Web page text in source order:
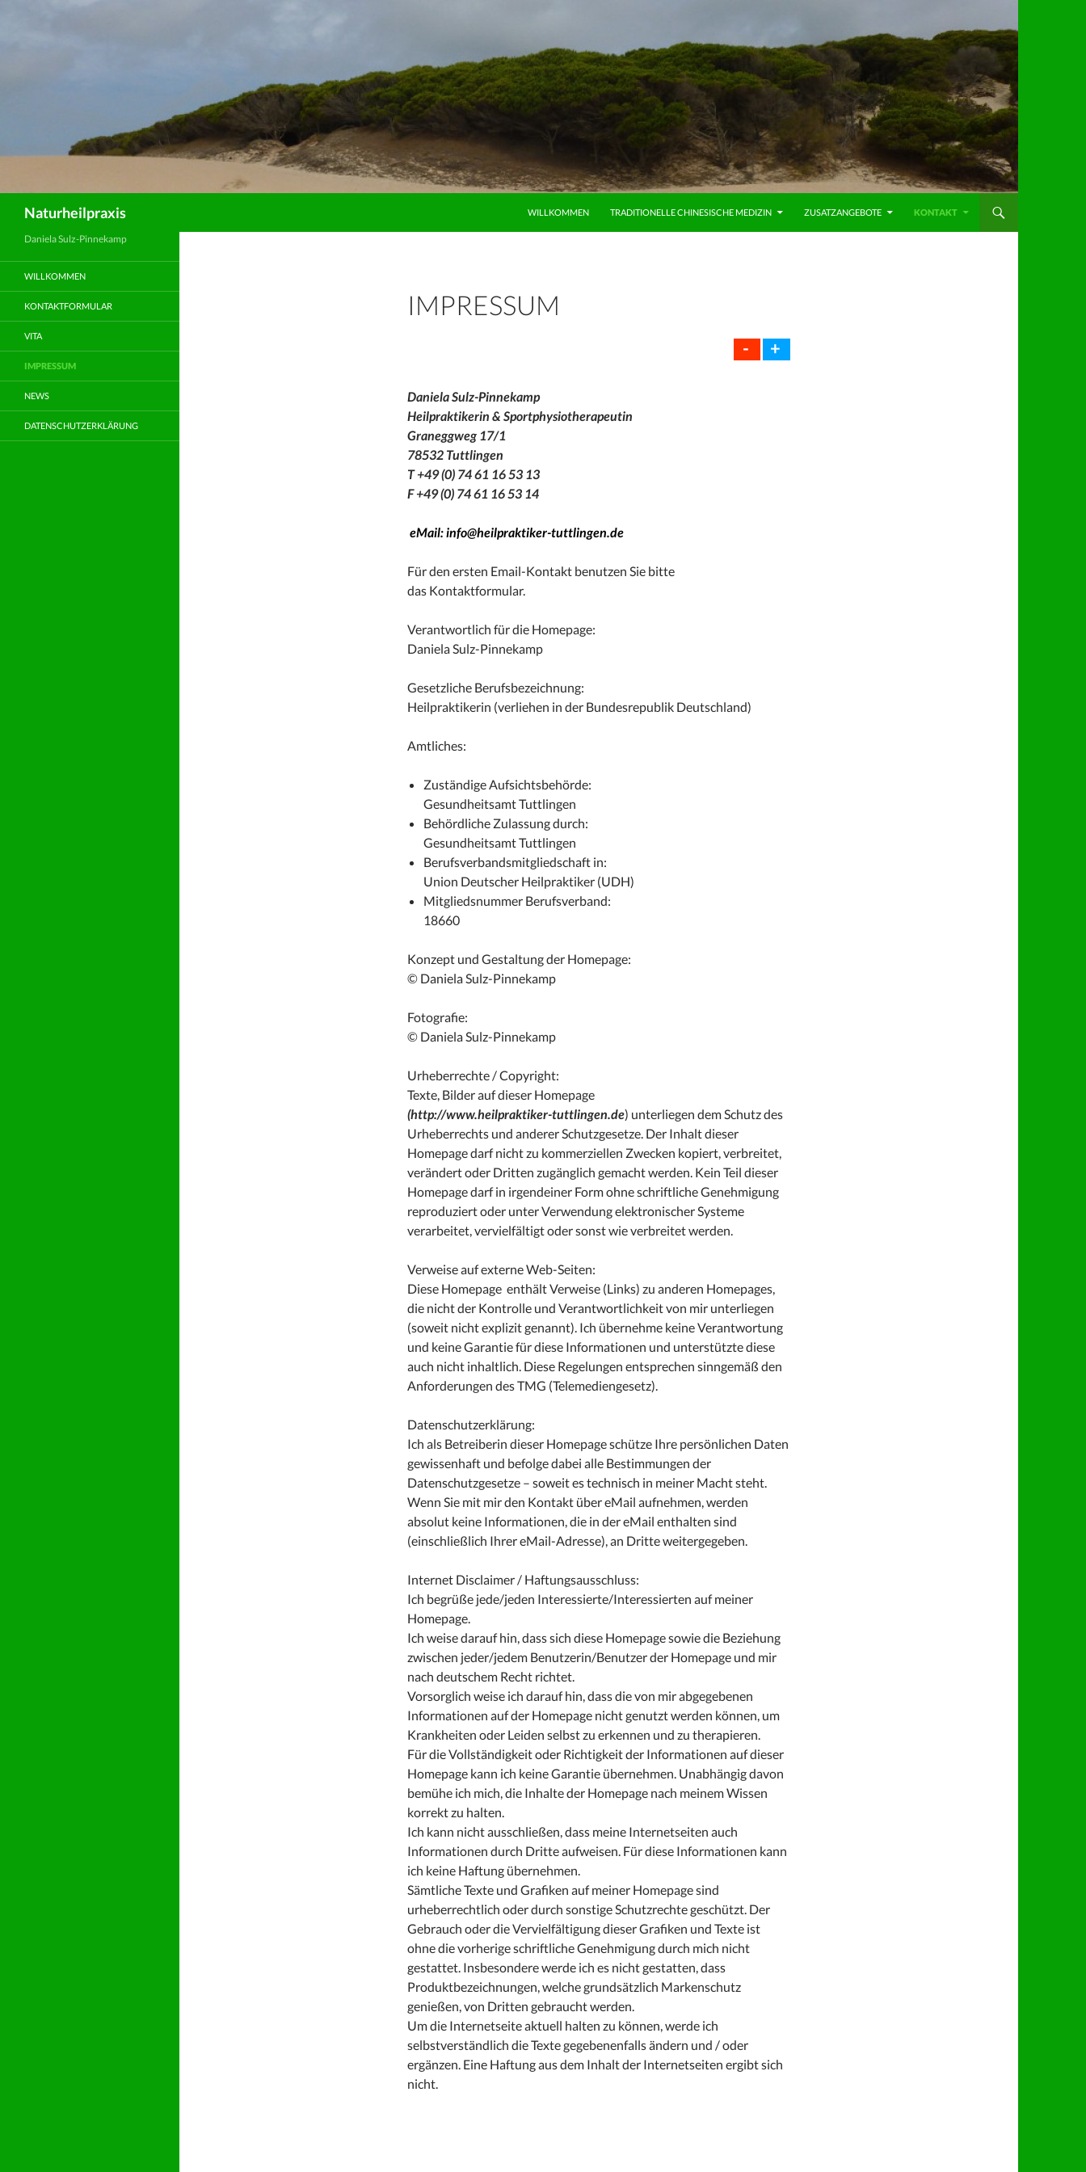
Naturheilpraxis
WILLKOMMEN
TRADITIONELLE CHINESISCHE MEDIZIN ZUSATZANGEBOTE KONTAKT
IMPRESSUM
+
-
Daniela Sulz-Pinnekamp
Heilpraktikerin & Sportphysiotherapeutin
Graneggweg 17/1
78532 Tuttlingen
T +49 (0) 74 61 16 53 13
F +49 (0) 74 61 16 53 14
eMail: info@heilpraktiker-tuttlingen.de
Für den ersten Email-Kontakt benutzen Sie bitte
das Kontaktformular.
Verantwortlich für die Homepage:
Daniela Sulz-Pinnekamp
Gesetzliche Berufsbezeichnung:
Heilpraktikerin (verliehen in der Bundesrepublik Deutschland)
Amtliches:
Zuständige Aufsichtsbehörde:
Gesundheitsamt Tuttlingen
Behördliche Zulassung durch:
Gesundheitsamt Tuttlingen
Berufsverbandsmitgliedschaft in:
Union Deutscher Heilpraktiker (UDH)
Mitgliedsnummer Berufsverband:
18660
Konzept und Gestaltung der Homepage:
© Daniela Sulz-Pinnekamp
Fotografie:
© Daniela Sulz-Pinnekamp
Urheberrechte / Copyright:
Texte, Bilder auf dieser Homepage
(http://www.heilpraktiker-tuttlingen.de) unterliegen dem Schutz des
Urheberrechts und anderer Schutzgesetze. Der Inhalt dieser
Homepage darf nicht zu kommerziellen Zwecken kopiert, verbreitet,
verändert oder Dritten zugänglich gemacht werden. Kein Teil dieser
Homepage darf in irgendeiner Form ohne schriftliche Genehmigung
reproduziert oder unter Verwendung elektronischer Systeme
verarbeitet, vervielfältigt oder sonst wie verbreitet werden.
Verweise auf externe Web-Seiten:
Diese Homepage enthält Verweise (Links) zu anderen Homepages,
die nicht der Kontrolle und Verantwortlichkeit von mir unterliegen
(soweit nicht explizit genannt). Ich übernehme keine Verantwortung
und keine Garantie für diese Informationen und unterstützte diese
auch nicht inhaltlich. Diese Regelungen entsprechen sinngemäß den
Anforderungen des TMG (Telemediengesetz).
Datenschutzerklärung:
Ich als Betreiberin dieser Homepage schütze Ihre persönlichen Daten
gewissenhaft und befolge dabei alle Bestimmungen der
Datenschutzgesetze – soweit es technisch in meiner Macht steht.
Wenn Sie mit mir den Kontakt über eMail aufnehmen, werden
absolut keine Informationen, die in der eMail enthalten sind
(einschließlich Ihrer eMail-Adresse), an Dritte weitergegeben.
Internet Disclaimer / Haftungsausschluss:
Ich begrüße jede/jeden Interessierte/Interessierten auf meiner
Homepage.
Ich weise darauf hin, dass sich diese Homepage sowie die Beziehung
zwischen jeder/jedem Benutzerin/Benutzer der Homepage und mir
nach deutschem Recht richtet.
Vorsorglich weise ich darauf hin, dass die von mir abgegebenen
Informationen auf der Homepage nicht genutzt werden können, um
Krankheiten oder Leiden selbst zu erkennen und zu therapieren.
Für die Vollständigkeit oder Richtigkeit der Informationen auf dieser
Homepage kann ich keine Garantie übernehmen. Unabhängig davon
bemühe ich mich, die Inhalte der Homepage nach meinem Wissen
korrekt zu halten.
Ich kann nicht ausschließen, dass meine Internetseiten auch
Informationen durch Dritte aufweisen. Für diese Informationen kann
ich keine Haftung übernehmen.
Sämtliche Texte und Grafiken auf meiner Homepage sind
urheberrechtlich oder durch sonstige Schutzrechte geschützt. Der
Gebrauch oder die Vervielfältigung dieser Grafiken und Texte ist
ohne die vorherige schriftliche Genehmigung durch mich nicht
gestattet. Insbesondere werde ich es nicht gestatten, dass
Produktbezeichnungen, welche grundsätzlich Markenschutz
genießen, von Dritten gebraucht werden.
Um die Internetseite aktuell halten zu können, werde ich
selbstverständlich die Texte gegebenenfalls ändern und / oder
ergänzen. Eine Haftung aus dem Inhalt der Internetseiten ergibt sich
nicht.
Daniela Sulz-Pinnekamp
WILLKOMMEN
KONTAKTFORMULAR
VITA
IMPRESSUM
NEWS
DATENSCHUTZERKLÄRUNG